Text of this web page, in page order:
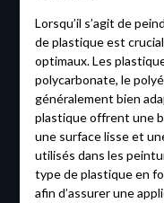
Lorsqu’il s’agit de
de plastique est
optimaux. Les
polycarbonate, le
généralement bien
plastique offrent une
une surface lisse et
utilisés dans les
type de plastique en
afin d’assurer une